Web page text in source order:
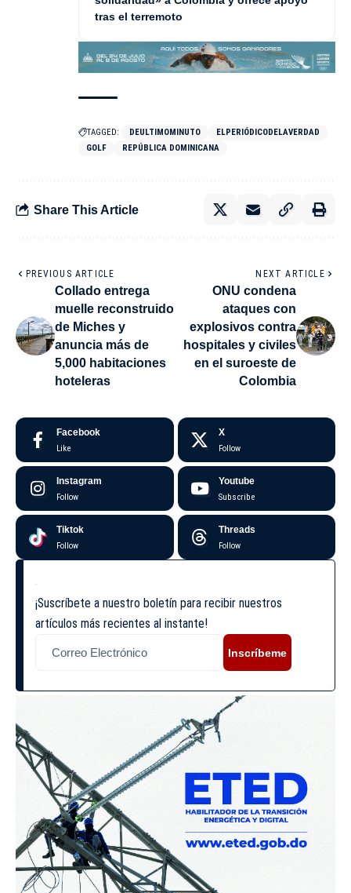
tras el terremoto
TAGGED: DEULTIMOMINUTO
ELPERIÓDICODELAVERDAD
GOLF
REPÚBLICA DOMINICANA
Share This Article
PREVIOUS ARTICLE
Collado entrega
muelle reconstruido
de Miches y
anuncia más de
5,000 habitaciones
hoteleras
NEXT ARTICLE
ONU condena
ataques con
explosivos contra
hospitales y civiles
en el suroeste de
Colombia
Facebook
Like
X
Follow
Instagram
Follow
Youtube
Subscribe
Tiktok
Follow
Threads
Follow
¡Suscríbete a nuestro boletín para recibir nuestros
artículos más recientes al instante!
Inscríbeme